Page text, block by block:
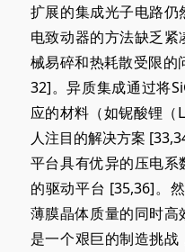
扩展的集成光子电路
电致动器的方法缺乏
械易碎和热耗散受限的
32]。异质集成通过将
应的材料（如铌酸锂（
人注目的解决方案 [
平台具有优异的压电
的驱动平台 [35,36]。
薄膜晶体质量的同时
是一个艰巨的制造挑